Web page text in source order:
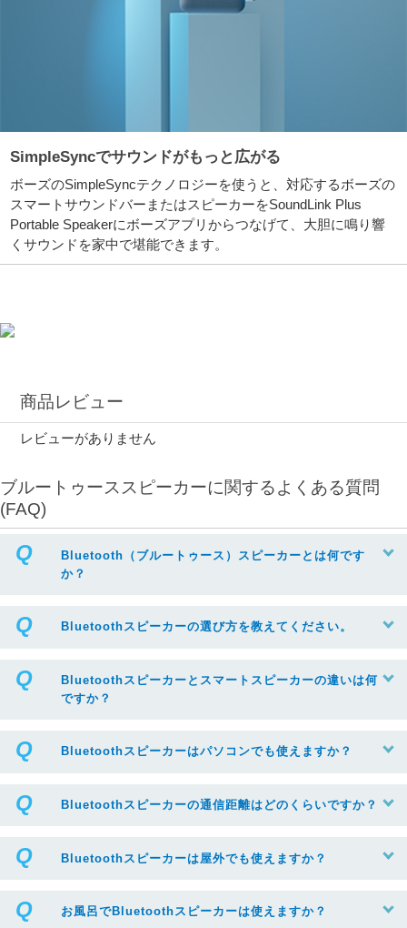
SimpleSyncでサウンドがもっと広がる
ボーズのSimpleSyncテクノロジーを使うと、対応するボーズの
スマートサウンドバーまたはスピーカーをSoundLink Plus
Portable Speakerにボーズアプリからつなげて、大胆に鳴り響
くサウンドを家中で堪能できます。
商品レビュー
レビューがありません
ブルートゥーススピーカーに関するよくある質問
(FAQ)
Bluetooth（ブルートゥース）スピーカーとは何です
か？
Bluetoothスピーカーの選び方を教えてください。
Bluetoothスピーカーとスマートスピーカーの違いは何
ですか？
Bluetoothスピーカーはパソコンでも使えますか？
Bluetoothスピーカーの通信距離はどのくらいですか？
Bluetoothスピーカーは屋外でも使えますか？
お風呂でBluetoothスピーカーは使えますか？